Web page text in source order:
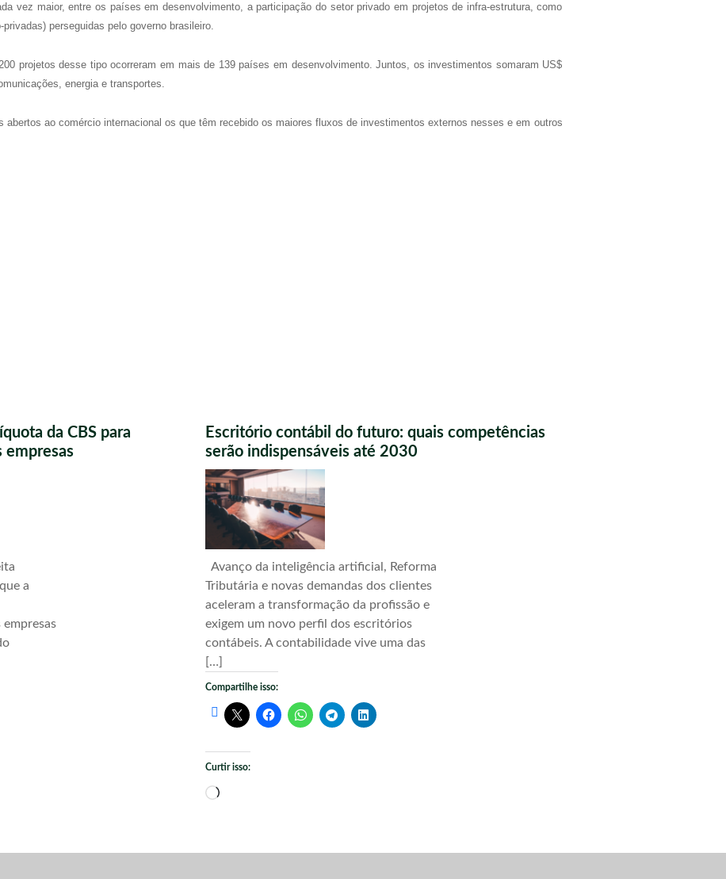
vez maior, entre os países em desenvolvimento, a participação do setor privado em projetos de infra-estrutura, como
perseguidas pelo governo brasileiro.
projetos desse tipo ocorreram em mais de 139 países em desenvolvimento. Juntos, os investimentos somaram US$
energia e transportes.
abertos ao comércio internacional os que têm recebido os maiores fluxos de investimentos externos nesses e em outros
da CBS para
empresas
a
Escritório contábil do futuro: quais competências
serão indispensáveis até 2030
Avanço da inteligência artificial, Reforma
Tributária e novas demandas dos clientes
aceleram a transformação da profissão e
exigem um novo perfil dos escritórios
contábeis. A contabilidade vive uma das
[…]
Compartilhe isso:
Curtir isso:
Carregando...